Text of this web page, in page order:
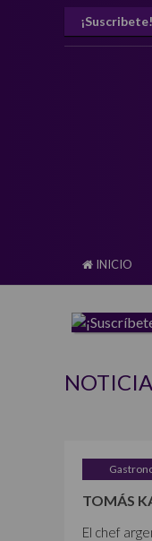
¡Suscribete!
INICIO
TOMÁS
El chef